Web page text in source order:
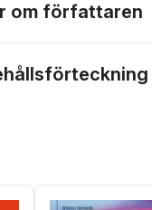
om författaren